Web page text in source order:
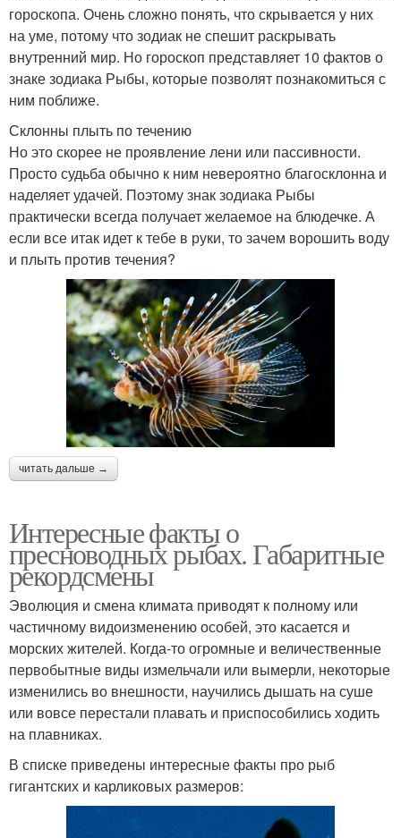
гороскопа. Очень сложно понять, что скрывается у них
на уме, потому что зодиак не спешит раскрывать
внутренний мир. Но гороскоп представляет 10 фактов о
знаке зодиака Рыбы, которые позволят познакомиться с
ним поближе.
Склонны плыть по течению
Но это скорее не проявление лени или пассивности.
Просто судьба обычно к ним невероятно благосклонна и
наделяет удачей. Поэтому знак зодиака Рыбы
практически всегда получает желаемое на блюдечке. А
если все итак идет к тебе в руки, то зачем ворошить воду
и плыть против течения?
читать дальше →
Интересные факты о
пресноводных рыбах. Габаритные
рекордсмены
Эволюция и смена климата приводят к полному или
частичному видоизменению особей, это касается и
морских жителей. Когда-то огромные и величественные
первобытные виды измельчали или вымерли, некоторые
изменились во внешности, научились дышать на суше
или вовсе перестали плавать и приспособились ходить
на плавниках.
В списке приведены интересные факты про рыб
гигантских и карликовых размеров: